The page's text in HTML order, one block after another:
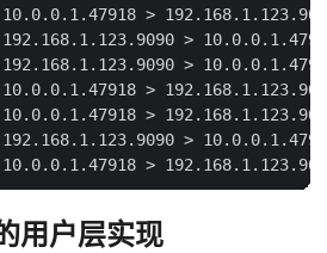
10.0.0.1.47918 >
192.168.1.123.9090 >
192.168.1.123.9090 >
10.0.0.1.47918 >
10.0.0.1.47918 >
192.168.1.123.9090 >
用户层实现